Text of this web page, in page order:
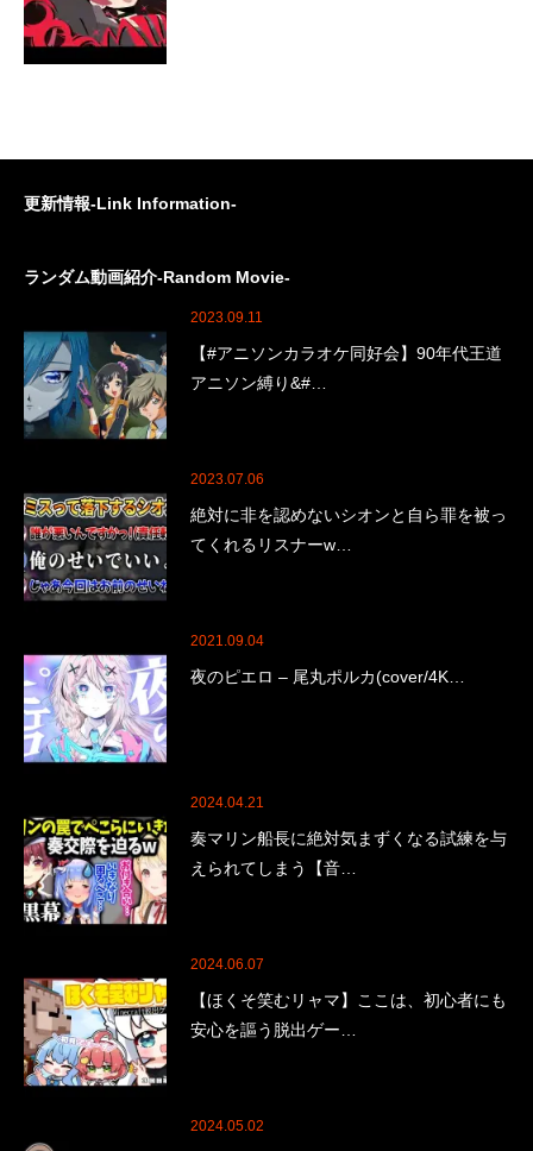
更新情報-Link Information-
ランダム動画紹介-Random Movie-
2023.09.11
【#アニソンカラオケ同好会】90年代王道
アニソン縛り&#…
2023.07.06
絶対に非を認めないシオンと自ら罪を被っ
てくれるリスナーw…
2021.09.04
夜のピエロ – 尾丸ポルカ(cover/4K…
2024.04.21
奏マリン船長に絶対気まずくなる試練を与
えられてしまう【音…
2024.06.07
【ほくそ笑むリャマ】ここは、初心者にも
安心を謳う脱出ゲー…
2024.05.02